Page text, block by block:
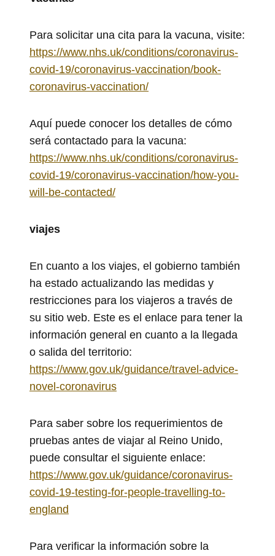
Para solicitar una cita para la vacuna, visite:
https://www.nhs.uk/conditions/coronavirus-
covid-19/coronavirus-vaccination/book-
coronavirus-vaccination/
Aquí puede conocer los detalles de cómo
será contactado para la vacuna:
https://www.nhs.uk/conditions/coronavirus-
covid-19/coronavirus-vaccination/how-you-
will-be-contacted/
viajes
En cuanto a los viajes, el gobierno también
ha estado actualizando las medidas y
restricciones para los viajeros a través de
su sitio web. Este es el enlace para tener la
información general en cuanto a la llegada
o salida del territorio:
https://www.gov.uk/guidance/travel-advice-
novel-coronavirus
Para saber sobre los requerimientos de
pruebas antes de viajar al Reino Unido,
puede consultar el siguiente enlace:
https://www.gov.uk/guidance/coronavirus-
covid-19-testing-for-people-travelling-to-
england
Para verificar la información sobre la